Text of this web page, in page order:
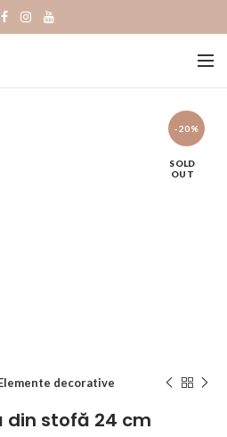
-20%
SOLD
OUT
decorative
din stofă 24 cm